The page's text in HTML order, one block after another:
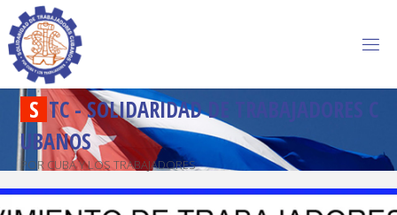
S TC-SOLIDARIDADD R A BAJADORES C
U BANOS
POR CUBA Y LOS TRABAJADORES